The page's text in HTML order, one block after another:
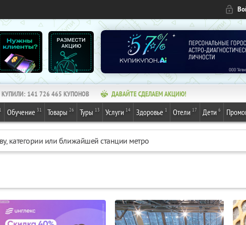
КУПИЛИ: 141 726 465 КУПОНОВ ДАВАЙТЕ СДЕЛАЕМ АКЦИЮ!
1 Обучение 31 Товары 26 Туры 13 Услуги 14 Здоровье 1 Отели 17 Дети 6